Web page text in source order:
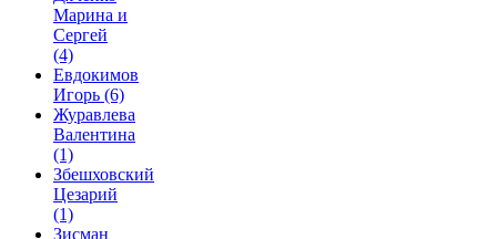
Марина и
Сергей
(4)
Евдокимов
Игорь (6)
Журавлева
Валентина
(1)
Збешховский
Цезарий
(1)
Зисман